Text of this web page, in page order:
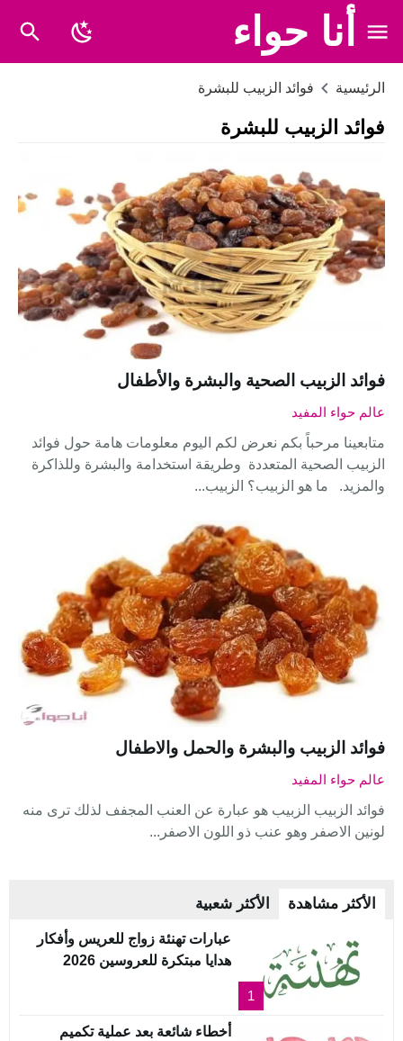
أنا حواء
الرئيسية فوائد الزبيب للبشرة
فوائد الزبيب للبشرة
فوائد الزبيب الصحية والبشرة والأطفال
عالم حواء المفيد
متابعينا مرحباً بكم نعرض لكم اليوم معلومات هامة حول فوائد
الزبيب الصحية المتعددة وطريقة استخدامة والبشرة وللذاكرة
والمزيد. ما هو الزبيب؟ الزبيب...
فوائد الزبيب والبشرة والحمل والاطفال
عالم حواء المفيد
فوائد الزبيب الزبيب هو عبارة عن العنب المجفف لذلك ترى منه
لونين الاصفر وهو عنب ذو اللون الاصفر...
الأكثر مشاهدة الأكثر شعبية
1
عبارات تهنئة زواج للعريس وأفكار
هدايا مبتكرة للعروسين 2026
أخطاء شائعة بعد عملية تكميم